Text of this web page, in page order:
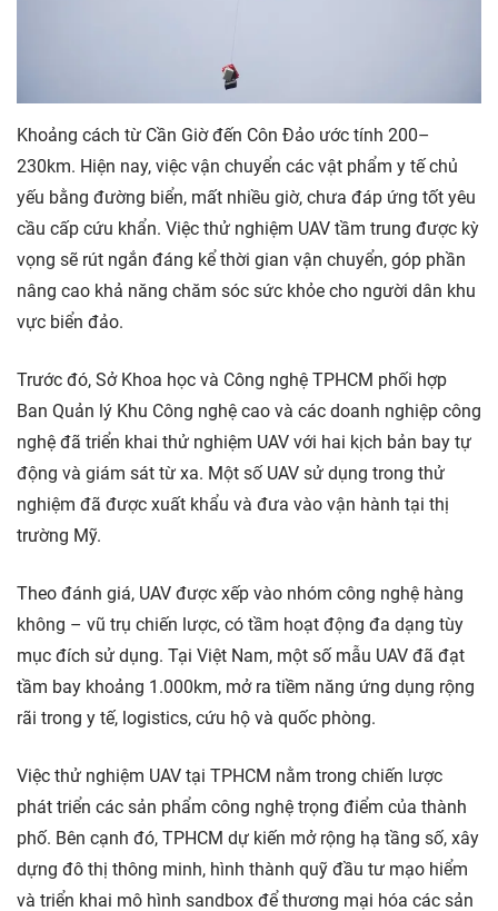
Khoảng cách từ Cần Giờ đến Côn Đảo ước tính 200–
230km. Hiện nay, việc vận chuyển các vật phẩm y tế chủ
yếu bằng đường biển, mất nhiều giờ, chưa đáp ứng tốt yêu
cầu cấp cứu khẩn. Việc thử nghiệm UAV tầm trung được kỳ
vọng sẽ rút ngắn đáng kể thời gian vận chuyển, góp phần
nâng cao khả năng chăm sóc sức khỏe cho người dân khu
vực biển đảo.
Trước đó, Sở Khoa học và Công nghệ TPHCM phối hợp
Ban Quản lý Khu Công nghệ cao và các doanh nghiệp công
nghệ đã triển khai thử nghiệm UAV với hai kịch bản bay tự
động và giám sát từ xa. Một số UAV sử dụng trong thử
nghiệm đã được xuất khẩu và đưa vào vận hành tại thị
trường Mỹ.
Theo đánh giá, UAV được xếp vào nhóm công nghệ hàng
không – vũ trụ chiến lược, có tầm hoạt động đa dạng tùy
mục đích sử dụng. Tại Việt Nam, một số mẫu UAV đã đạt
tầm bay khoảng 1.000km, mở ra tiềm năng ứng dụng rộng
rãi trong y tế, logistics, cứu hộ và quốc phòng.
Việc thử nghiệm UAV tại TPHCM nằm trong chiến lược
phát triển các sản phẩm công nghệ trọng điểm của thành
phố. Bên cạnh đó, TPHCM dự kiến mở rộng hạ tầng số, xây
dựng đô thị thông minh, hình thành quỹ đầu tư mạo hiểm
và triển khai mô hình sandbox để thương mại hóa các sản